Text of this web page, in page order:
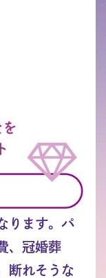
ります。パ
、冠婚葬
断れそうな